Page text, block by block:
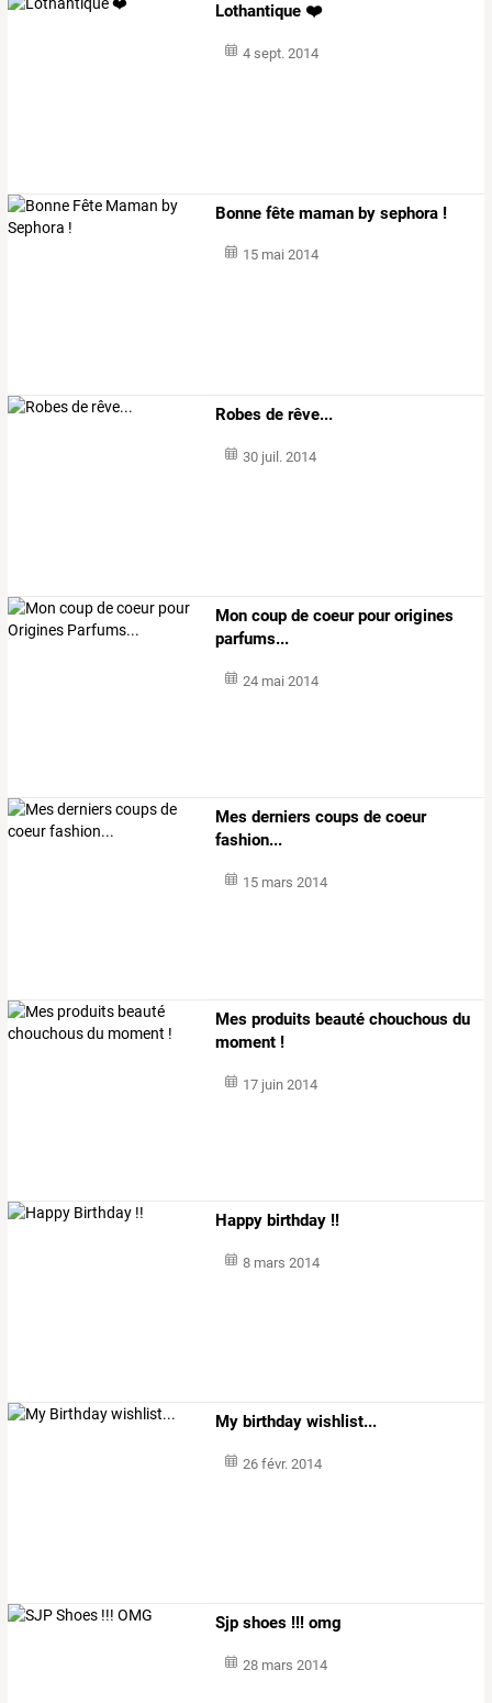
Lothantique ❤️
4 sept. 2014
Bonne fête maman by sephora !
15 mai 2014
Robes de rêve...
30 juil. 2014
Mon coup de coeur pour origines
parfums...
24 mai 2014
Mes derniers coups de coeur
fashion...
15 mars 2014
Mes produits beauté chouchous du
moment !
17 juin 2014
Happy birthday !!
8 mars 2014
My birthday wishlist...
26 févr. 2014
Sjp shoes !!! omg
28 mars 2014